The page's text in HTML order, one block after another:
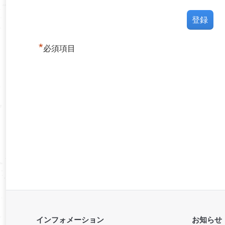
*必須項目
インフォメーション お知らせ